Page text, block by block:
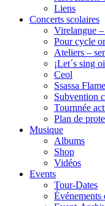
Liens
Concerts scolaires
Virelangue –
Pour cycle
Ateliers –
¡Let´s sing
Ceol
Ssassa
Subvention
Tournnée
Plan de
Musique
Albums
Shop
Vidéos
Events
Tour-Dates
Événements